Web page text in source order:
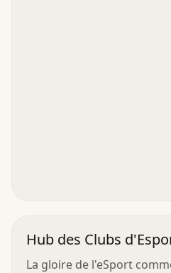
Hub des Clubs
La gloire de l'eSport